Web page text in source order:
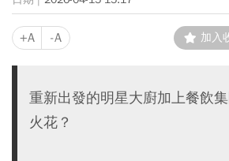
+A -A 加入
重新出發的明星大廚加上餐飲
火花？